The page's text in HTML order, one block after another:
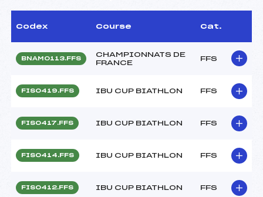
Codex Course Cat.
BNAM0113.FFS
CHAMPIONNATS DE
FRANCE
FFS
FIS0419.FFS IBU CUP BIATHLON FFS
FIS0417.FFS IBU CUP BIATHLON FFS
FIS0414.FFS IBU CUP BIATHLON FFS
FIS0412.FFS IBU CUP BIATHLON FFS